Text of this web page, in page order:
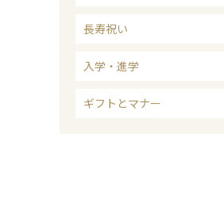
長寿祝い
入学・進学
ギフトとマナー